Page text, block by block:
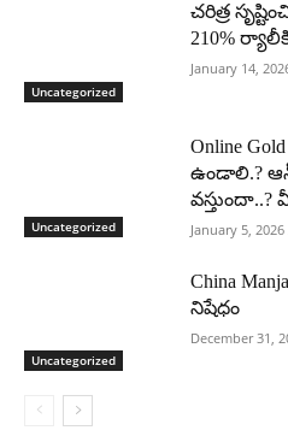
Uncategorized
చరిత్ర
210%
January 14,
Uncategorized
Online
ఉండాలి.?
January 5,
Uncategorized
China
నిషేధం
December 31,